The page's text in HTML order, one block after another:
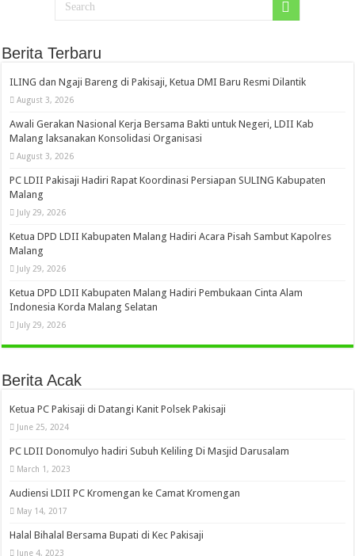
Berita Terbaru
ILING dan Ngaji Bareng di Pakisaji, Ketua DMI Baru Resmi Dilantik
August 3, 2026
Awali Gerakan Nasional Kerja Bersama Bakti untuk Negeri, LDII Kab
Malang laksanakan Konsolidasi Organisasi
August 3, 2026
PC LDII Pakisaji Hadiri Rapat Koordinasi Persiapan SULING Kabupaten
Malang
July 29, 2026
Ketua DPD LDII Kabupaten Malang Hadiri Acara Pisah Sambut Kapolres
Malang
July 29, 2026
Ketua DPD LDII Kabupaten Malang Hadiri Pembukaan Cinta Alam
Indonesia Korda Malang Selatan
July 29, 2026
Berita Acak
Ketua PC Pakisaji di Datangi Kanit Polsek Pakisaji
June 25, 2024
PC LDII Donomulyo hadiri Subuh Keliling Di Masjid Darusalam
March 1, 2023
Audiensi LDII PC Kromengan ke Camat Kromengan
May 14, 2017
Halal Bihalal Bersama Bupati di Kec Pakisaji
June 4, 2023